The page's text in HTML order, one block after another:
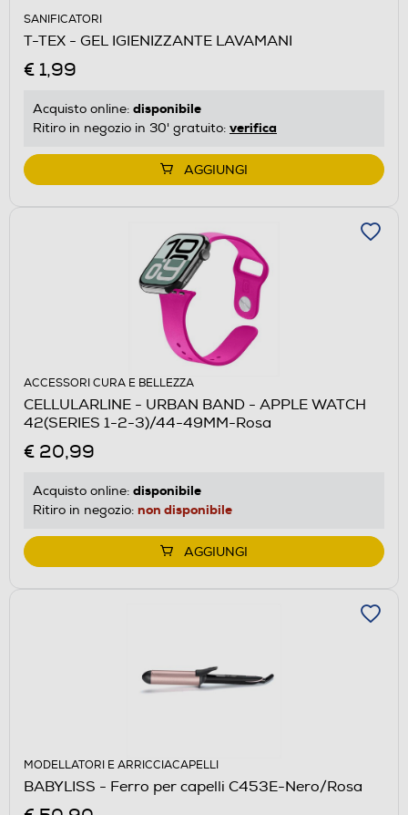
SANIFICATORI
T-TEX - GEL IGIENIZZANTE LAVAMANI
€ 1,99
Acquisto online: disponibile
Ritiro in negozio in 30' gratuito: verifica
AGGIUNGI
ACCESSORI CURA E BELLEZZA
CELLULARLINE - URBAN BAND - APPLE WATCH
42(SERIES 1-2-3)/44-49MM-Rosa
€ 20,99
Acquisto online: disponibile
Ritiro in negozio: non disponibile
AGGIUNGI
MODELLATORI E ARRICCIACAPELLI
BABYLISS - Ferro per capelli C453E-Nero/Rosa